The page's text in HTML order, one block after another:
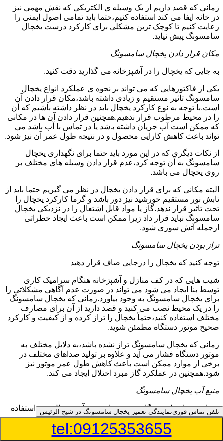
زمانی که قصد داریم از یک وسیله ی الکتریکی که نقش مهمی نیز
در خانه ایفا می کند استفاده کنیم،حتما باید تمامی اصول ایمنی را
رعایت کنیم تا کوچک ترین مشکلی برای کارکرد درست یخچال
سامسونگ پیش نیاید.
مکان قرار دادن یخچال سامسونگ
به جایی که یخچال را در آشپزخانه می گذارید دقت کنید.
یکی از فاکتورهایی که می تواند بر نحوه ی عملکرد انواع یخچال
سامسونگ تاثیر مستقیم و زیادی داشته باشد،مکان قرار دادن آن
است.با توجه به نوع کارکرد یخچال باید در نظر داشته باشیم که آن
را در محیط مرطوب قرار ندهیم.همچنین قرار دادن آن ها در مکانی
که ممکن است آب جریان داشته باشد یا در تماس با آب باشد می
تواند باعث کاهش کارایی محصول و در نتیجه طول عمر آن نیز شود.
از نکات دیگری که در این مورد باید حتما برای نگهداری یخچال
سامسونگ به آن توجه کرد،عدم قرار دادن وسیله های مختلف بر
روی یخچال می باشد.
البته مکانی که برای قرار دادن یخچال در نظر می گیریم حتما باید از
تابش نور مستقیم خورشید نیز دور باشد و گرما کارکرد یخچال را
تحت تاثیر قرار ندهد.گاز یا مواد قابل اشتعال را در نزدیکی یخچال
سامسونگ نباید قرار داد زیرا ممکن است باعث ایجاد خطراتی
ازجمله آتش سوزی شود.
تراز بودن یخچال سامسونگ
توجه کنید که یخچال را درجایی صاف قرار دهید
شیب هایی که در کف منازل و آشپزخانه هنگام سرامیک کاری
توسط بنا ایجاد می شود می تواند در صورت عدم آگاهی مشکلاتی را
برای یخچال سامسونگ به وجود بیاورد.زمانی که یخچال سامسونگ
را در یک محیط نصب می کنید و قصد دارید از آن برای مصارف
مختلف استفاده کنید،حتماً یخچال را تراز کرده و از کیفیت و کارکرد
صحیح موتور دستگاه مطمئن شوید.
زمانی که یخچال سامسونگ تراز نشده باشد،به دلایل مختلف به
موتور دستگاه فشار می آید و علاوه بر تولید صداهای مختلف در
برخی از موارد ممکن است باعث کاهش طول عمر موتور نیز
شود.همچنین در عملکرد گاز مبرد اختلال ایجاد می کند.
منبع آب یخچال سامسونگ
شما می توانید از دستگاه تصفیه برای منبع آب یخچال خود استفاده
کنید
در دفترچه راهنمای یخچال سامسونگ قسمت ویژه ای به منبع آب
تلفن تماس فورینمایندگی تعمیر یخچال سامسونگ در شیخ الرئیس
tel:09125353655